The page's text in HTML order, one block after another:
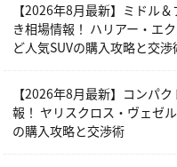
【2026年8月最新】ミドル
き相場情報！ ハリアー・エ
ど人気SUVの購入攻略と交渉
【2026年8月最新】コンパ
報！ ヤリスクロス・ヴェゼ
の購入攻略と交渉術